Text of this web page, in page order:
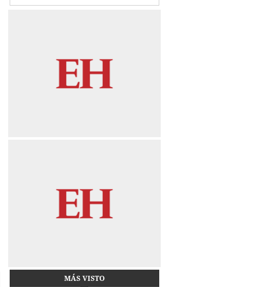
MÁS VISTO